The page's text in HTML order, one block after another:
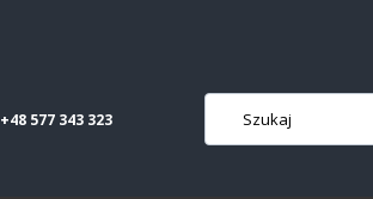
+48 577 343 323